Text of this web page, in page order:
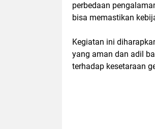
perbedaan
bisa memastikan
Kegiatan ini
yang aman dan adil
terhadap kesetaraan